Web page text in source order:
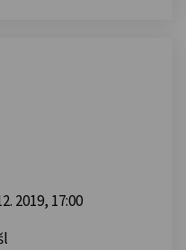
2019, 17:00